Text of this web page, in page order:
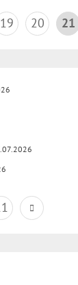
19 20 21